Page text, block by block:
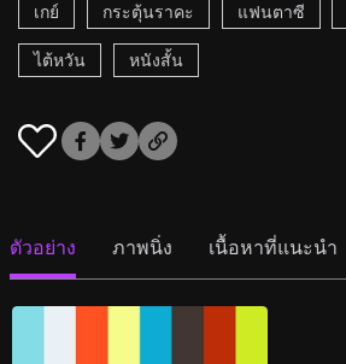
เกย์
กระตุ้นราคะ แฟนตาซี
ไต้หวัน หนังสั้น
ตัวอย่าง ภาพนิ่ง เนื้อหาที่แนะนำ